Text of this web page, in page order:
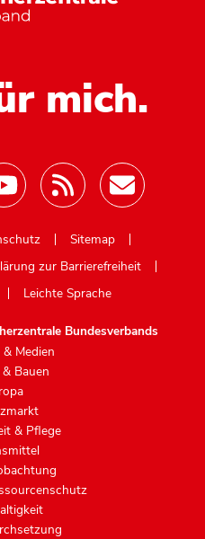
mich.
Sitemap
zur Barrierefreiheit
Leichte Sprache
Bundesverbands
Medien
Bauen
& Pflege